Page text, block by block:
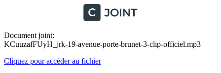
Document joint:
KCuuzafFUyH_jrk-19-avenue-porte-brunet-3-clip-officiel.mp3
Cliquez pour accéder au fichier